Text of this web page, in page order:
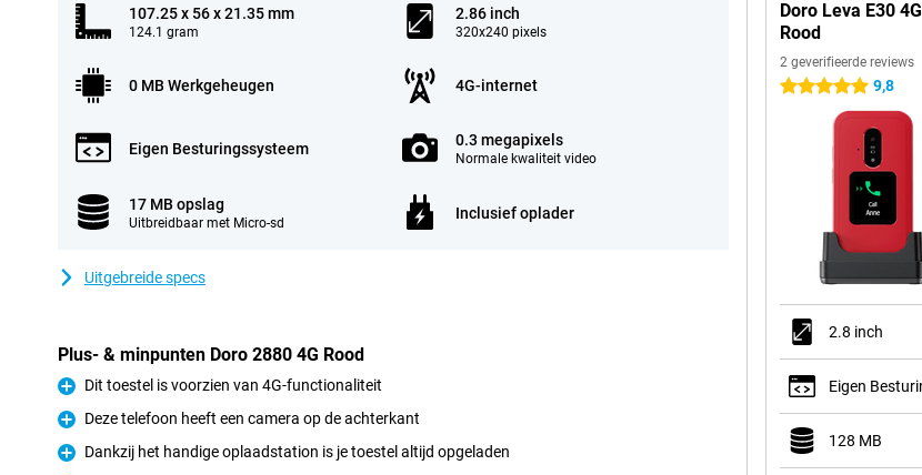
107.25 x 56 x 21.35 mm
124.1 gram
2.86 inch
320x240 pixels
0 MB Werkgeheugen 4G-internet
Eigen Besturingssysteem 0.3 megapixels
Normale kwaliteit video
17 MB opslag
Uitbreidbaar met Micro-sd
Inclusief oplader
Uitgebreide specs
Plus- & minpunten Doro 2880 4G Rood
Pluspunt
Dit toestel is voorzien van 4G-functionaliteit
Pluspunt
Deze telefoon heeft een camera op de achterkant
Pluspunt
Dankzij het handige oplaadstation is je toestel altijd opgeladen
Doro Leva E30 4G
Rood
2 geverifieerde reviews
5 sterren 9,8
2.8 inch
128 MB